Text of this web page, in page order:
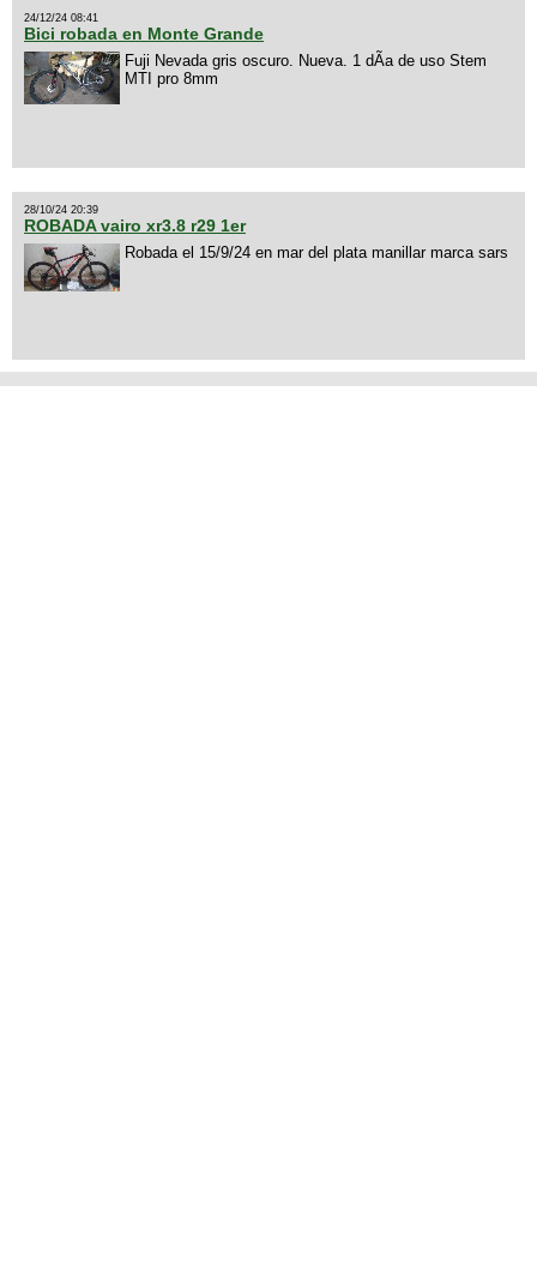
24/12/24 08:41
Bici robada en Monte Grande
Fuji Nevada gris oscuro. Nueva. 1 dÃ­a de uso Stem
MTI pro 8mm
28/10/24 20:39
ROBADA vairo xr3.8 r29 1er
Robada el 15/9/24 en mar del plata manillar marca sars